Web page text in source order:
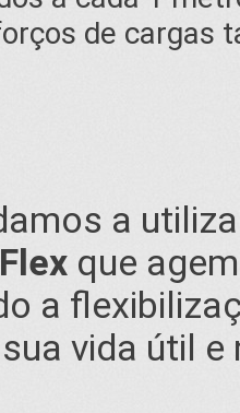
de cargas
a
que
a
vida útil